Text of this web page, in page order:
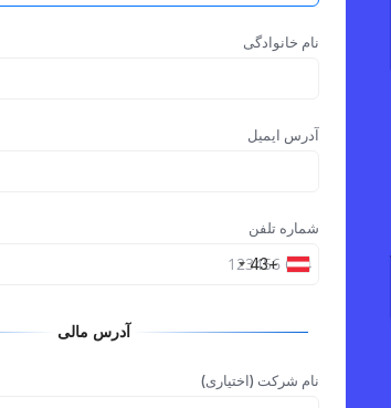
نام خانوادگی
آدرس ایمیل
شماره تلفن
+43
آدرس مالی
نام شرکت (اختیاری)